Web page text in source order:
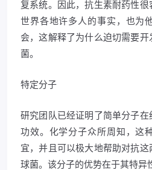
复系统。因此，抗生素耐药性
世界各地许多人的事实，也为
会，这解释了为什么迫切需要
菌。
特定分子
研究团队已经证明了简单分子
功效。化学分子众所周知，这
宜，并且可以极大地帮助对抗
球菌。该分子的优势在于其特异